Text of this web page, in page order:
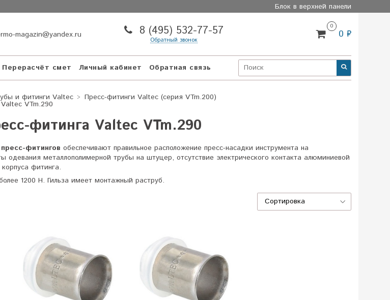
Блок в верхней панели
magazin@yandex.ru 8 (495) 532-77-57
Обратный звонок
0
0 ₽
Перерасчёт смет Личный кабинет Обратная связь
и фитинги Valtec Пресс-фитинги Valtec (серия VTm.200)
VTm.290
фитинга Valtec VTm.290
фитингов обеспечивают правильное расположение пресс-насадки инструмента на
одевания металлополимерной трубы на штуцер, отсутствие электрического контакта алюминиевой
фитинга.
1200 Н. Гильза имеет монтажный раструб.